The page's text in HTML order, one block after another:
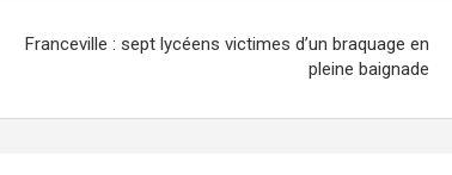
Franceville : sept lycéens victimes d’un braquage en
pleine baignade